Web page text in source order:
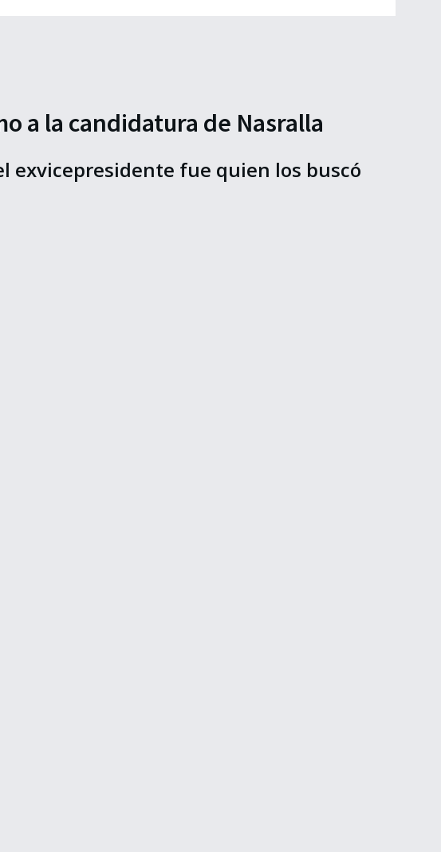
a la candidatura de Nasralla
exvicepresidente fue quien los buscó